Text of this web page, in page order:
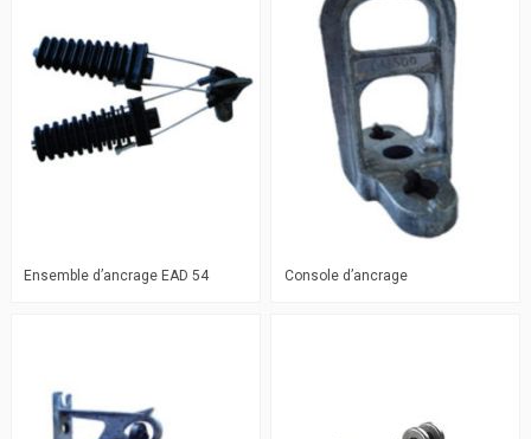
Ensemble d’ancrage EAD 54 Console d’ancrage